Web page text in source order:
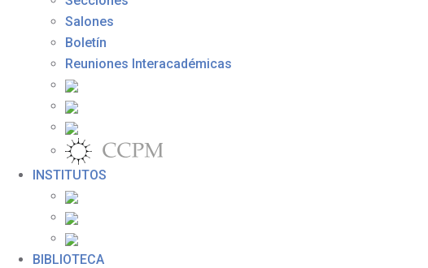
Salones
Boletín
Reuniones Interacadémicas
INSTITUTOS
BIBLIOTECA